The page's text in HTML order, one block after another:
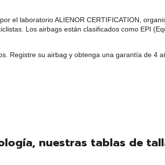
el laboratorio ALIENOR CERTIFICATION,
Los airbags están clasificados como EPI
Registre su airbag y obtenga una garantía de 4
nuestras tablas de